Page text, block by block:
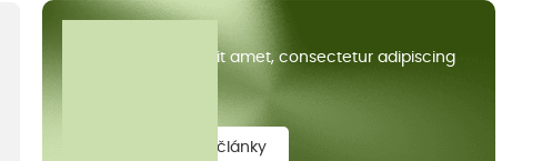
Lorem ipsum dolor sit amet, consectetur adipiscing
zobrazit všechny články